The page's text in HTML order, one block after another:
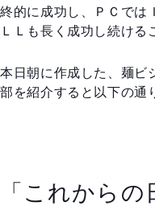
終的に成功し、ＰＣでは
ＬＬも長く成功し続ける
本日朝に作成した、麺ビ
部を紹介すると以下の通
「これから